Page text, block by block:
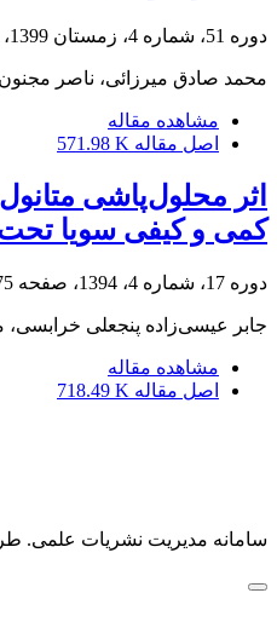
دوره 51، شماره 4، زمستان 1399، صفحه
محمد صادق میرزائی، ناصر
مشاهده مقاله
اصل مقاله 571.98 K
اثر محلول‌پاشی
کمی و کیفی سویا
دوره 17، شماره 4، 1394، صفحه
جابر عیسی‌زاده پنجعلی
مشاهده مقاله
اصل مقاله 718.49 K
سامانه مدیریت نشریات علمی.